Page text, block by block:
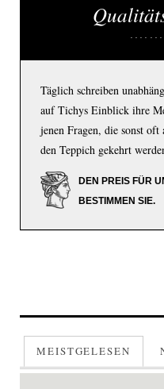
Täglich schreiben
auf Tichys Einblick ihre
jenen Fragen, die sonst
den Teppich gekehrt
DEN PREIS FÜR
BESTIMMEN SIE.
MEISTGELESEN